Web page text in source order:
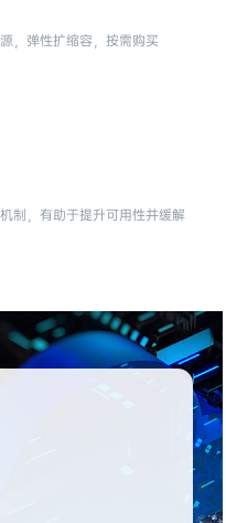
，弹性扩缩容，按需购买
制，有助于提升可用性并缓解